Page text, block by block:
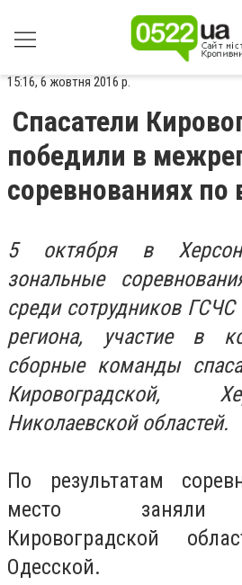
15:16, 6 жовтня 2016 р.
Спасатели
победили в
соревнованиях по
5 октября в
зональные
среди сотрудников
региона, участие в
сборные команды
Кировоградской,
Николаевской областей.
По результатам
место заняли
Кировоградской
Одесской.